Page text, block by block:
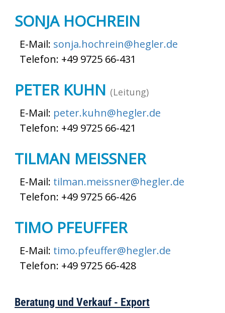
SONJA HOCHREIN
E-Mail: sonja.hochrein@hegler.de
Telefon: +49 9725 66-431
PETER KUHN (Leitung)
E-Mail: peter.kuhn@hegler.de
Telefon: +49 9725 66-421
TILMAN MEISSNER
E-Mail: tilman.meissner@hegler.de
Telefon: +49 9725 66-426
TIMO PFEUFFER
E-Mail: timo.pfeuffer@hegler.de
Telefon: +49 9725 66-428
Beratung und Verkauf - Export